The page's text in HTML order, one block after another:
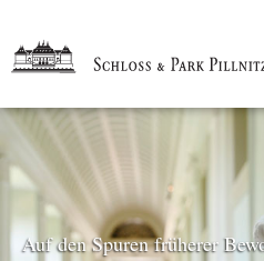
Auf den Spuren früherer